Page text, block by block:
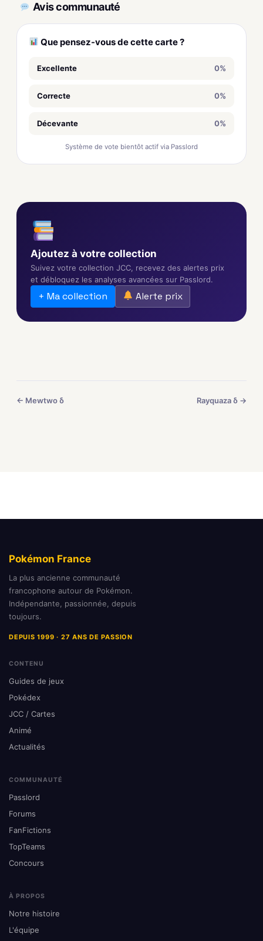
Avis communauté
Que pensez-vous de cette carte ?
Excellente 0%
Correcte 0%
Décevante 0%
Système de vote bientôt actif via Passlord
Ajoutez à votre collection
Suivez votre collection JCC, recevez des alertes prix
et débloquez les analyses avancées sur Passlord.
+ Ma collection Alerte prix
← Mewtwo δ Rayquaza δ →
Pokémon France
La plus ancienne communauté
francophone autour de Pokémon.
Indépendante, passionnée, depuis
toujours.
DEPUIS 1999 · 27 ANS DE PASSION
CONTENU
Guides de jeux
Pokédex
JCC / Cartes
Animé
Actualités
COMMUNAUTÉ
Passlord
Forums
FanFictions
TopTeams
Concours
À PROPOS
Notre histoire
L'équipe